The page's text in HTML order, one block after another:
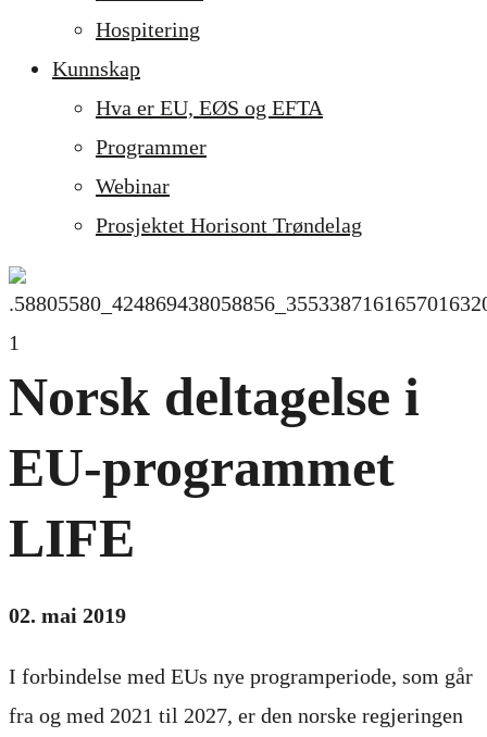
Hospitering
Kunnskap
Hva er EU, EØS og EFTA
Programmer
Webinar
Prosjektet Horisont Trøndelag
Norsk deltagelse i
EU-programmet
LIFE
02. mai 2019
I forbindelse med EUs nye programperiode, som går
fra og med 2021 til 2027, er den norske regjeringen